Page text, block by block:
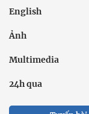
English
Ảnh
Multimedia
24h qua